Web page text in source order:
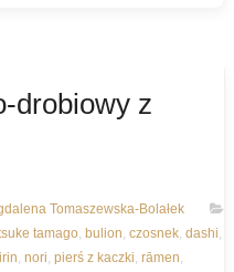
drobiowy z
Tomaszewska-Bolałek
tamago, bulion, czosnek, dashi,
, nori, pierś z kaczki, rāmen,